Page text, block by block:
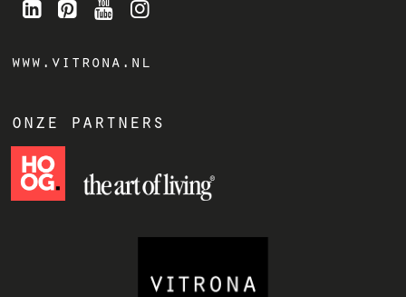
www.vitrona.nl
onze partners